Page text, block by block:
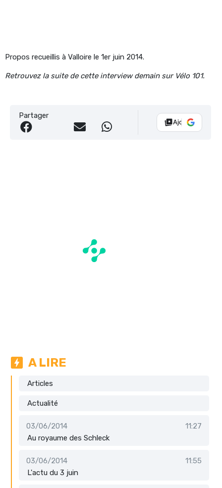
Propos recueillis à Valloire le 1er juin 2014.
Retrouvez la suite de cette interview demain sur Vélo 101.
Partager
Ajouter Vélo
A LIRE
Articles
Actualité
03/06/2014
11:27
Au royaume des Schleck
03/06/2014
11:55
L'actu du 3 juin